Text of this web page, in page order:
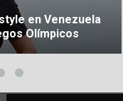
en Venezuela
Olímpicos